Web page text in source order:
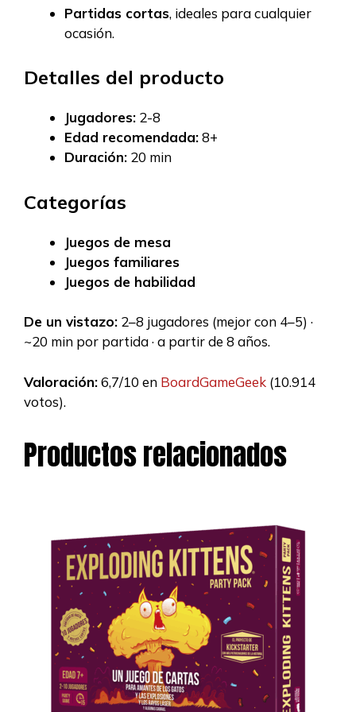
Partidas cortas, ideales para cualquier
ocasión.
Detalles del producto
Jugadores: 2-8
Edad recomendada:8+
Duración: 20 min
Categorías
Juegos de mesa
Juegos familiares
Juegos de habilidad
De un vistazo: 2–8 jugadores (mejor con 4–5) ·
~20 min por partida · a partir de 8 años.
Valoración:6,7/10 en BoardGameGeek (10.914
votos).
Productos relacionados